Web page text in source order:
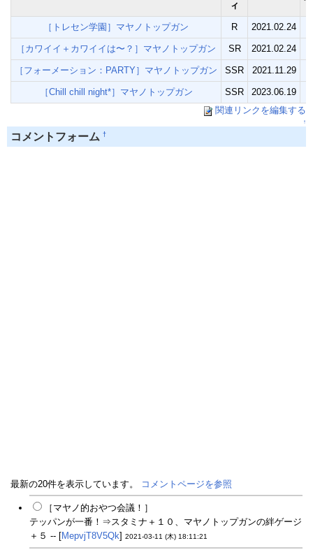
ィ
［トレセン学園］マヤノトップガン R 2021.02.24
［カワイイ＋カワイイは〜？］マヤノトップガン SR 2021.02.24
［フォーメーション：PARTY］マヤノトップガン SSR 2021.11.29
［Chill chill night*］マヤノトップガン SSR
2023.06.19
関連リンクを編集する
↑
コメントフォーム †
最新の20件を表示しています。 コメントページを参照
［マヤノ的おやつ会議！］
テッパンが一番！⇒スタミナ＋１０、マヤノトップガンの絆ゲージ
＋５ -- [MepvjT8V5Qk] 2021-03-11 (木) 18:11:21